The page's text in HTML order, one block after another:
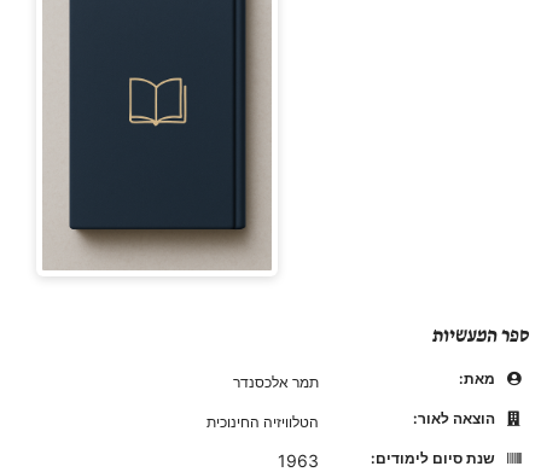
ספר המעשיות
מאת:
תמר אלכסנדר
הוצאה לאור:
הטלוויזיה החינוכית
שנת סיום לימודים:
1963